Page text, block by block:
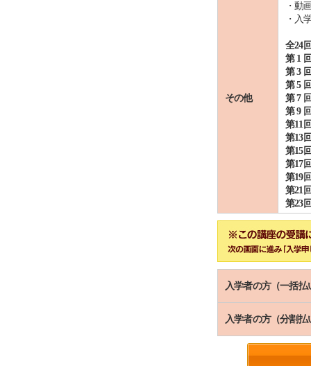
その他
・動
・入
全24
第 1
第 3
第 5
第 7
第 9
第11
第13
第15
第17
第19
第21
第23
入学者の方（一括払
入学者の方（分割払